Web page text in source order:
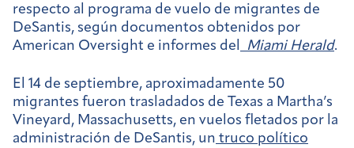
respecto al programa de vuelo de migrantes de
DeSantis, según documentos obtenidos por
American Oversight e informes del
Miami Herald.
El 14 de septiembre, aproximadamente 50
migrantes fueron trasladados de Texas a Martha’s
Vineyard, Massachusetts, en vuelos fletados por la
administración de DeSantis, un truco político